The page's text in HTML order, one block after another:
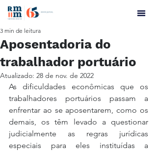
Aposentadoria do
trabalhador portuário
3 min de leitura
Atualizado: 28 de nov. de 2022
As dificuldades econômicas que os
trabalhadores portuários passam a
enfrentar ao se aposentarem, como os
demais, os têm levado a questionar
judicialmente as regras jurídicas
especiais para eles instituídas a